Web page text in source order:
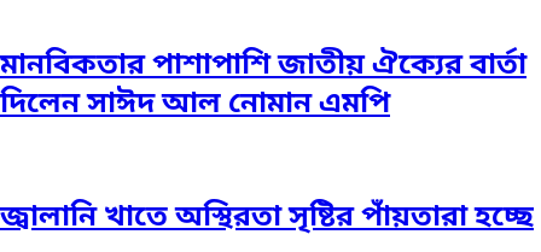
মানবিকতার পাশাপাশি জাতীয় ঐক্যের বার্তা
দিলেন সাঈদ আল নোমান এমপি
জ্বালানি খাতে অস্থিরতা সৃষ্টির পাঁয়তারা হচ্ছে